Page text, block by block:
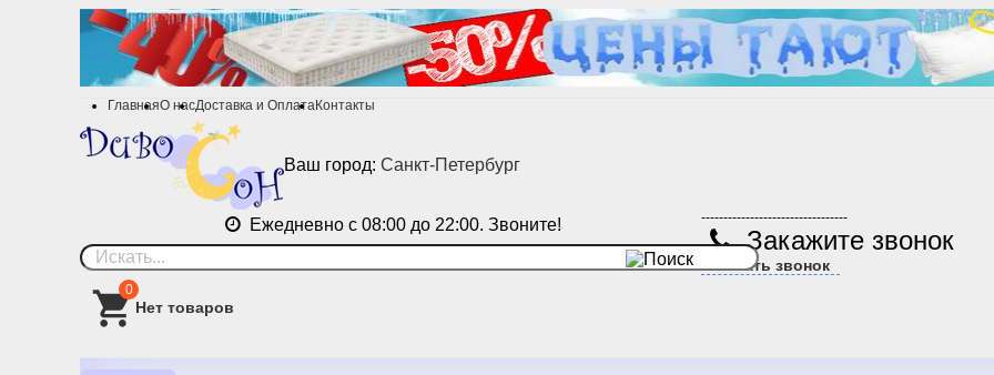
ГлавнаяО насДоставка и ОплатаКонтакты
Ваш город: Санкт-Петербург
Ежедневно с 08:00 до 22:00. Звоните! ---------------------------------
Закажите звонок
Заказать звонок
0